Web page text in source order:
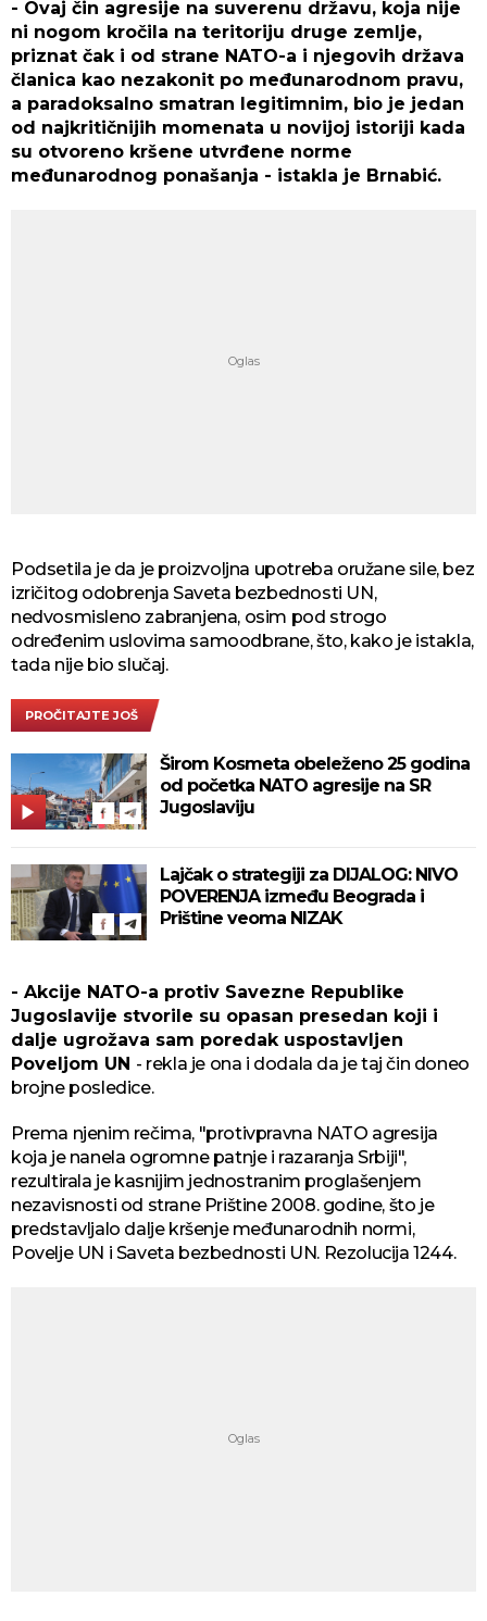
- Ovaj čin agresije na suverenu državu, koja nije
ni nogom kročila na teritoriju druge zemlje,
priznat čak i od strane NATO-a i njegovih država
članica kao nezakonit po međunarodnom pravu,
a paradoksalno smatran legitimnim, bio je jedan
od najkritičnijih momenata u novijoj istoriji kada
su otvoreno kršene utvrđene norme
međunarodnog ponašanja - istakla je Brnabić.
Podsetila je da je proizvoljna upotreba oružane sile, bez
izričitog odobrenja Saveta bezbednosti UN,
nedvosmisleno zabranjena, osim pod strogo
određenim uslovima samoodbrane, što, kako je istakla,
tada nije bio slučaj.
PROČITAJTE JOŠ
Širom Kosmeta obeleženo 25 godina
od početka NATO agresije na SR
Jugoslaviju
Lajčak o strategiji za DIJALOG: NIVO
POVERENJA između Beograda i
Prištine veoma NIZAK
- Akcije NATO-a protiv Savezne Republike
Jugoslavije stvorile su opasan presedan koji i
dalje ugrožava sam poredak uspostavljen
Poveljom UN - rekla je ona i dodala da je taj čin doneo
brojne posledice.
Prema njenim rečima, "protivpravna NATO agresija
koja je nanela ogromne patnje i razaranja Srbiji",
rezultirala je kasnijim jednostranim proglašenjem
nezavisnosti od strane Prištine 2008. godine, što je
predstavljalo dalje kršenje međunarodnih normi,
Povelje UN i Saveta bezbednosti UN. Rezolucija 1244.